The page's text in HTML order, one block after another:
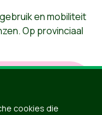
en mobiliteit
Op provinciaal
een
cookies die